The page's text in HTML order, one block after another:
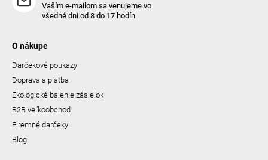
Vaším e-mailom sa venujeme vo
všedné dni od 8 do 17 hodín
O nákupe
Darčekové poukazy
Doprava a platba
Ekologické balenie zásielok
B2B veľkoobchod
Firemné darčeky
Blog